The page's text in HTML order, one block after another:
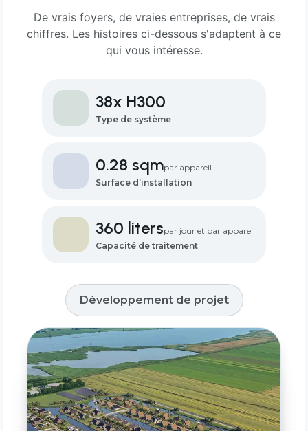
De vrais foyers, de vraies entreprises, de vrais
chiffres. Les histoires ci-dessous s'adaptent à ce
qui vous intéresse.
38x H300
Type de système
0.28 sqmpar appareil
Surface d’installation
360 literspar jour et par appareil
Capacité de traitement
Développement de projet